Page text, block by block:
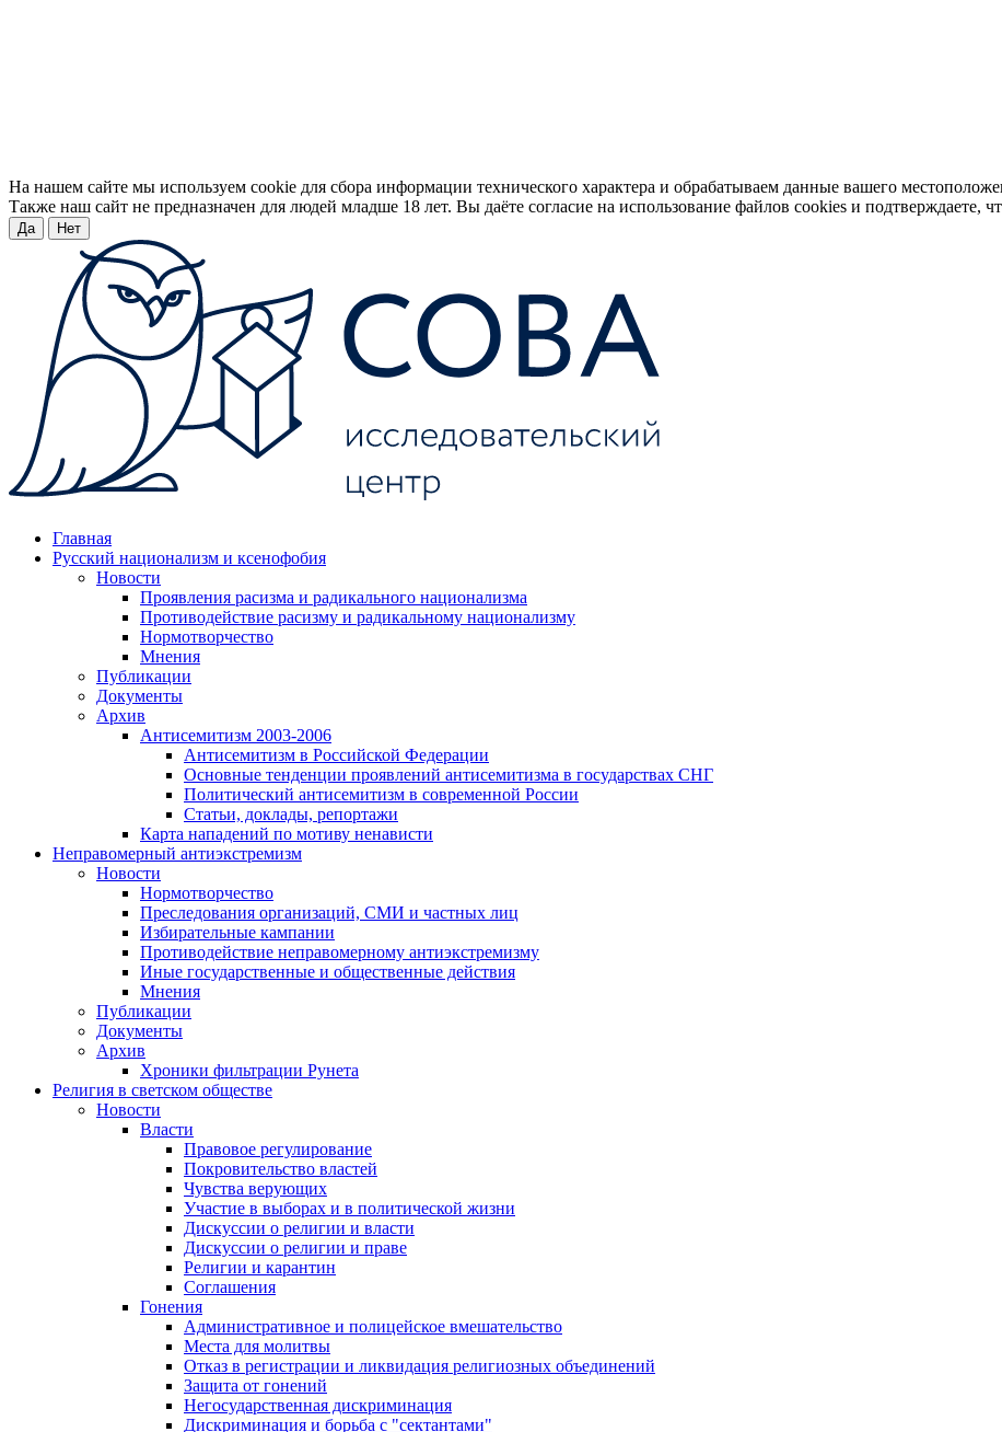
На нашем сайте мы используем cookie для сбора информации технического характера и обрабатываем данные вашего
Также наш сайт не предназначен для людей младше 18 лет. Вы даёте согласие на использование файлов cookies и подтверждаете,
Да Нет
Главная
Русский национализм и ксенофобия
Новости
Проявления расизма и радикального национализма
Противодействие расизму и радикальному национализму
Нормотворчество
Мнения
Публикации
Документы
Архив
Антисемитизм 2003-2006
Антисемитизм в Российской Федерации
Основные тенденции проявлений антисемитизма в государствах СНГ
Политический антисемитизм в современной России
Статьи, доклады, репортажи
Карта нападений по мотиву ненависти
Неправомерный антиэкстремизм
Новости
Нормотворчество
Преследования организаций, СМИ и частных лиц
Избирательные кампании
Противодействие неправомерному антиэкстремизму
Иные государственные и общественные действия
Мнения
Публикации
Документы
Архив
Хроники фильтрации Рунета
Религия в светском обществе
Новости
Власти
Правовое регулирование
Покровительство властей
Чувства верующих
Участие в выборах и в политической жизни
Дискуссии о религии и власти
Дискуссии о религии и праве
Религии и карантин
Соглашения
Гонения
Административное и полицейское вмешательство
Места для молитвы
Отказ в регистрации и ликвидация религиозных объединений
Защита от гонений
Негосударственная дискриминация
Дискриминация и борьба с "сектантами"